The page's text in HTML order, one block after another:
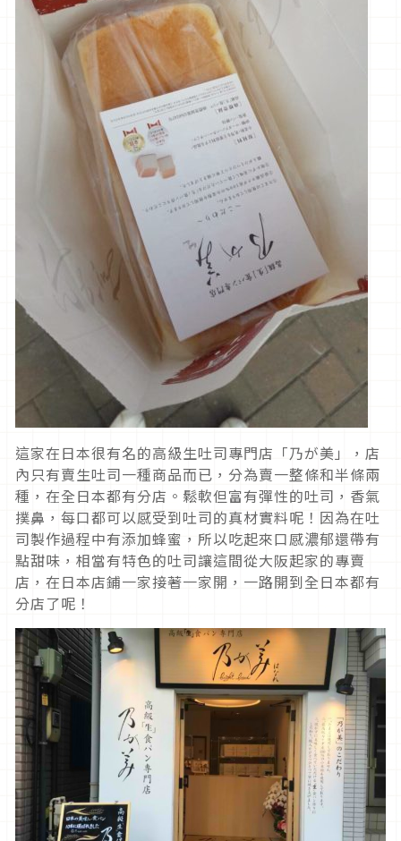
這家在日本很有名的高級生吐司專門店「乃が美」，店
內只有賣生吐司一種商品而已，分為賣一整條和半條兩
種，在全日本都有分店。鬆軟但富有彈性的吐司，香氣
撲鼻，每口都可以感受到吐司的真材實料呢！因為在吐
司製作過程中有添加蜂蜜，所以吃起來口感濃郁還帶有
點甜味，相當有特色的吐司讓這間從大阪起家的專賣
店，在日本店鋪一家接著一家開，一路開到全日本都有
分店了呢！